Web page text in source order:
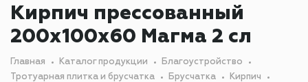
Кирпич прессованный
200х100х60 Магма 2 сл
Главная Каталог продукции
Благоустройство
Тротуарная плитка и брусчатка
Брусчатка
Кирпич